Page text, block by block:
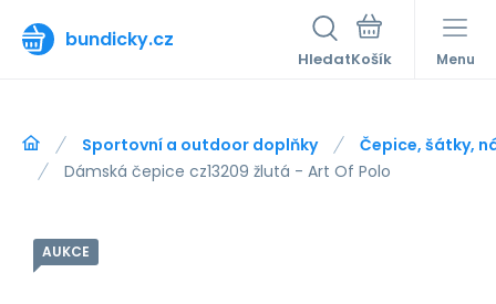
bundicky.cz
Hledat Menu
Sportovní a outdoor doplňky
Čepice, šátky,
Dámská čepice cz13209 žlutá - Art Of Polo
AUKCE